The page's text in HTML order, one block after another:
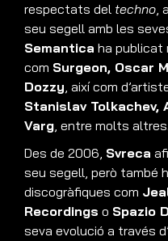
respectats del techno,
seu segell amb les
Semantica ha publicat
com Surgeon, Oscar
Dozzy, així com
Stanislav Tolkachev,
Varg, entre molts altres.
Des de 2006, Svreca
seu segell, però també
discogràfiques com
Recordings o Spazio
seva evolució a través